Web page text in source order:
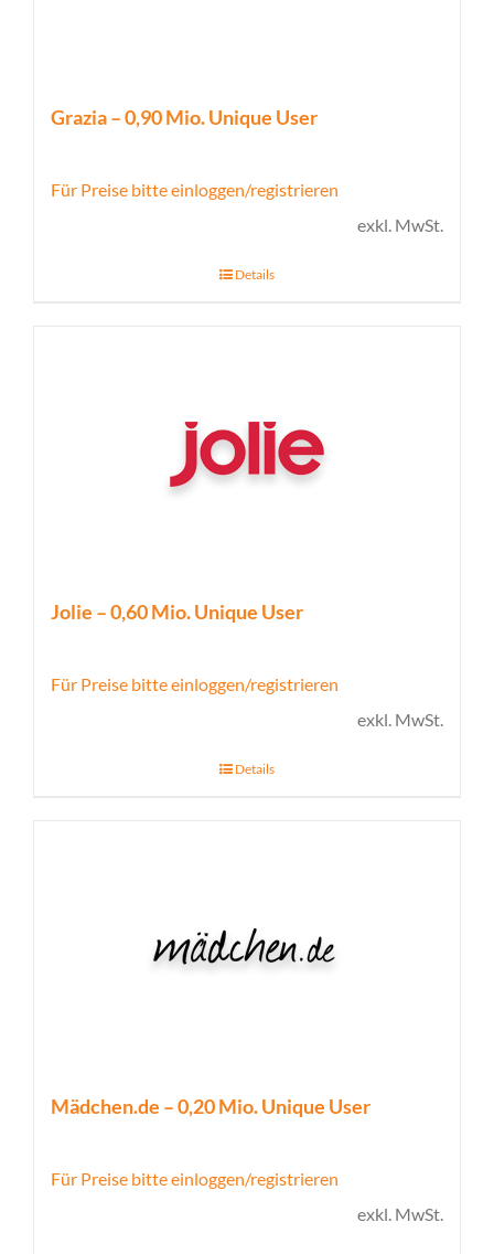
Grazia – 0,90 Mio. Unique User
Für Preise bitte einloggen/registrieren
exkl. MwSt.
Details
Jolie – 0,60 Mio. Unique User
Für Preise bitte einloggen/registrieren
exkl. MwSt.
Details
Mädchen.de – 0,20 Mio. Unique User
Für Preise bitte einloggen/registrieren
exkl. MwSt.